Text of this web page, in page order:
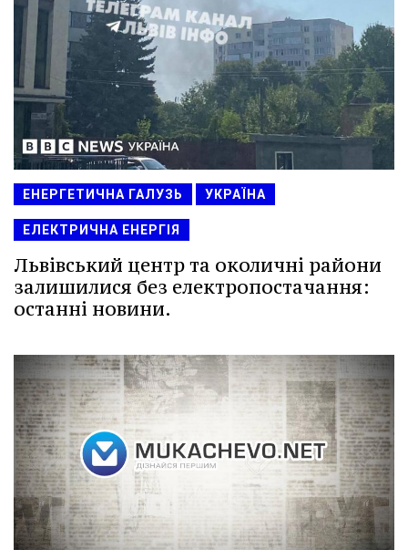
ЕНЕРГЕТИЧНА ГАЛУЗЬ УКРАЇНА
ЕЛЕКТРИЧНА ЕНЕРГІЯ
Львівський центр та околичні райони
залишилися без електропостачання:
останні новини.